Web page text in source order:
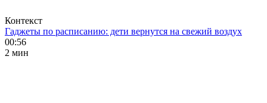
Контекст
Гаджеты по расписанию: дети вернутся на свежий воздух
00:56
2 мин